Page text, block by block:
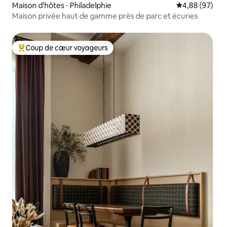
Maison d'hôtes ⋅ Philadelphie Évaluation
4,88 (97)
Maison privée haut de gamme près de parc et écuries
Coups de cœur voyageurs les plus appréciés
Coup de cœur voyageurs